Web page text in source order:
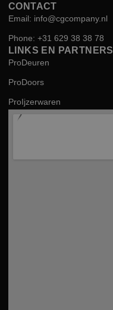
CONTACT
Email: info@cgcompany.nl
Phone: +31 629 38 38 78
LINKS EN PARTNERS
ProDeuren
ProDoors
ProIjzerwaren